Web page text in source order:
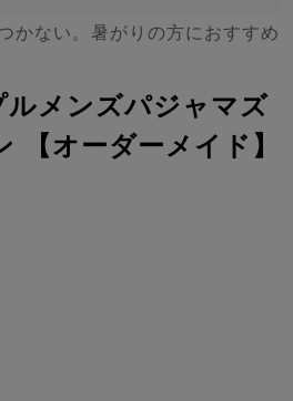
り
半袖
かない。暑がりの方におすすめ
ルメンズパジャマズ
【オーダーメイド】